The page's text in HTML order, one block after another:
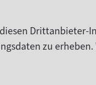
Drittanbieter-
zu